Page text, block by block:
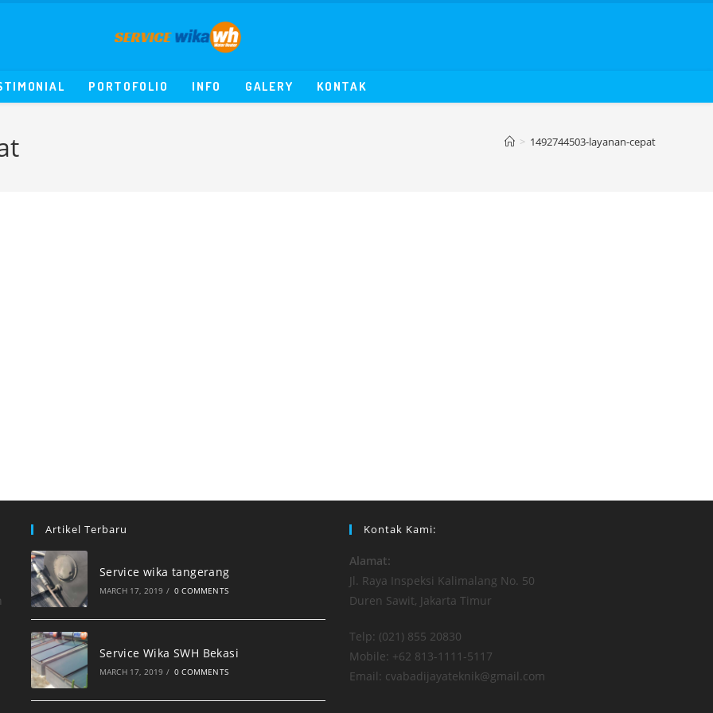
PORTOFOLIO INFO GALERY KONTAK
> 1492744503-layanan-cepat
Artikel Terbaru
Service wika tangerang
MARCH 17, 2019 / 0 COMMENTS
Service Wika SWH Bekasi
MARCH 17, 2019 / 0 COMMENTS
Kontak Kami:
Alamat:
Jl. Raya Inspeksi Kalimalang No. 50
Duren Sawit, Jakarta Timur
Telp: (021) 855 20830
Mobile: +62 813-1111-5117
Email: cvabadijayateknik@gmail.com